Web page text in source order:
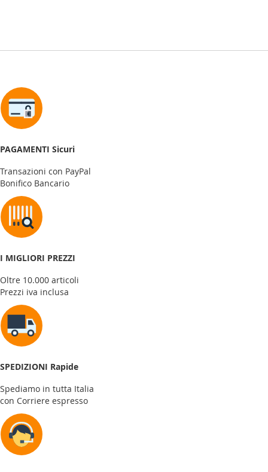
PAGAMENTI Sicuri
Transazioni con PayPal
Bonifico Bancario
I MIGLIORI PREZZI
Oltre 10.000 articoli
Prezzi iva inclusa
SPEDIZIONI Rapide
Spediamo in tutta Italia
con Corriere espresso